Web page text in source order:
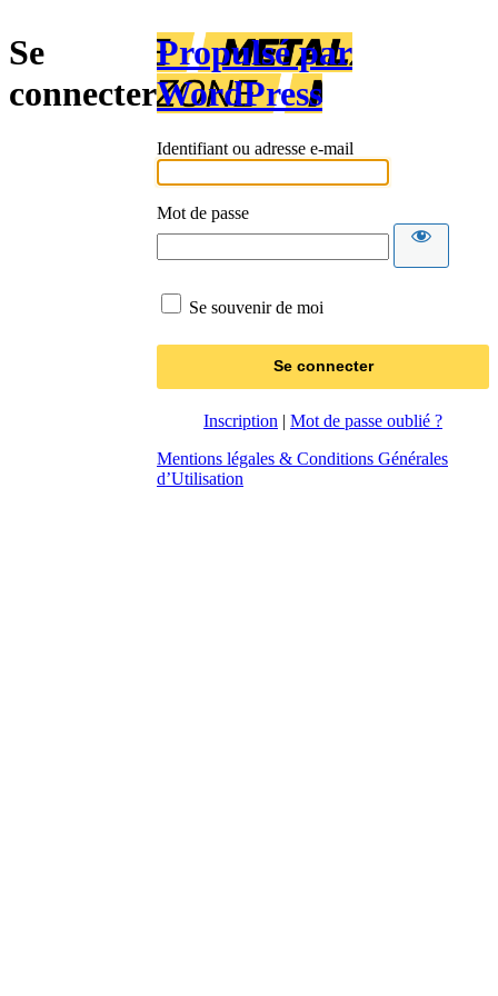
Se
connecter
Propulsé par
WordPress
Identifiant ou adresse e-mail
Mot de passe
Se souvenir de moi
Inscription | Mot de passe oublié ?
Mentions légales & Conditions Générales
d’Utilisation